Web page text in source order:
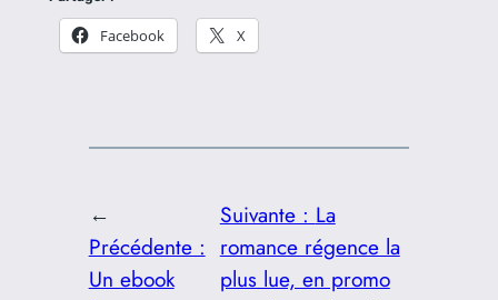
Facebook X
←
Précédente :
Un ebook
Suivante : La
romance régence la
plus lue, en promo